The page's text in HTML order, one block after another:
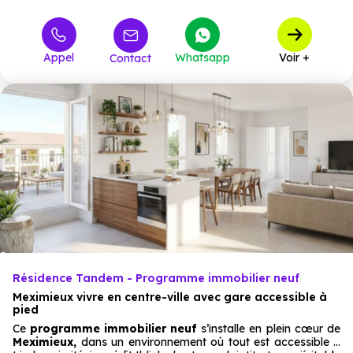
Appel Contact Whatsapp Voir +
Résidence Tandem - Programme immobilier neuf
Meximieux vivre en centre-ville avec gare accessible à
pied
Ce programme immobilier neuf s’installe en plein cœur de
Meximieux, dans un environnement où tout est accessible à